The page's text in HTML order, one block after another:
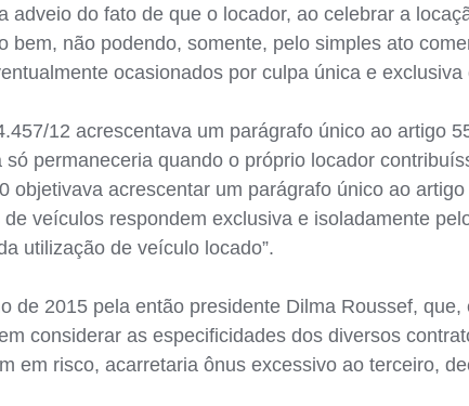
adveio do fato de que o locador, ao celebrar a
bem, não podendo, somente, pelo simples ato
ocasionados por culpa única e exclusiva
12 acrescentava um parágrafo único ao artigo
permaneceria quando o próprio locador
objetivava acrescentar um parágrafo único ao
veículos respondem exclusiva e isoladamente
utilização de veículo locado”.
de 2015 pela então presidente Dilma Roussef,
considerar as especificidades dos diversos
em risco, acarretaria ônus excessivo ao terceiro,